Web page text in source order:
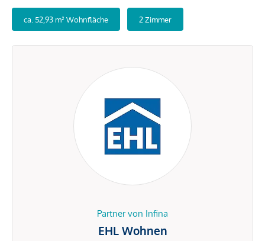
ca. 52,93 m² Wohnfläche 2 Zimmer
Partner von Infina
EHL Wohnen